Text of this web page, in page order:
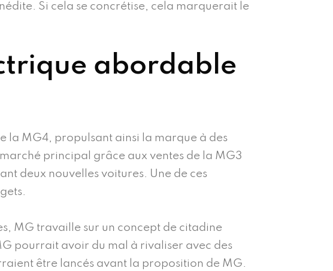
Si cela se concrétise, cela marquerait le
abordable
la MG4, propulsant ainsi la marque à des
principal grâce aux ventes de la MG3
deux nouvelles voitures. Une de ces
MG travaille sur un concept de citadine
pourrait avoir du mal à rivaliser avec des
être lancés avant la proposition de MG.